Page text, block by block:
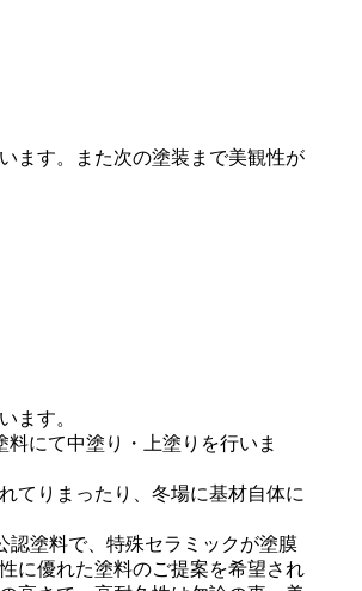
ます。また次の塗装まで美観性が
ます。
にて中塗り・上塗りを行いま
てりまったり、冬場に基材自体に
認塗料で、特殊セラミックが塗膜
に優れた塗料のご提案を希望され